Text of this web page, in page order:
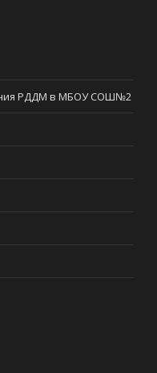
РДДМ в МБОУ СОШ№2